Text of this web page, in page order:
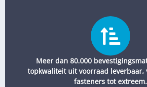
Meer dan 80.000
topkwaliteit uit voorraad leverbaar,
fasteners tot extreem.